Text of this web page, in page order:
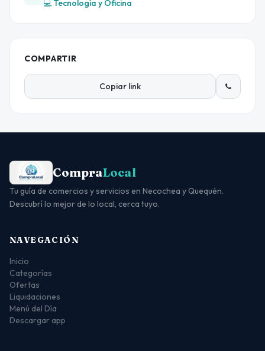
💻 Tecnología y Oficina
COMPARTIR
Copiar link
CompraLocal
Tu guía de comercios y servicios en Necochea y Quequén.
Descubrí lo mejor de lo local, cerca tuyo.
NAVEGACIÓN
Inicio
Categorías
Ofertas
Liquidaciones
Menú del Día
Descargar app